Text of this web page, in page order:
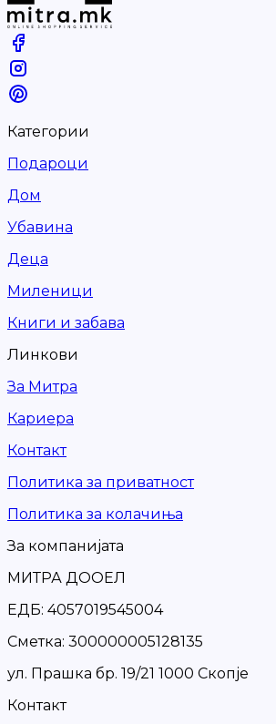
Категории
Подароци
Дом
Убавина
Деца
Миленици
Книги и забава
Линкови
За Митра
Кариера
Контакт
Политика за приватност
Политика за колачиња
За компанијата
МИТРА ДООЕЛ
ЕДБ: 4057019545004
Сметка: 300000005128135
ул. Прашка бр. 19/21 1000 Скопје
Контакт